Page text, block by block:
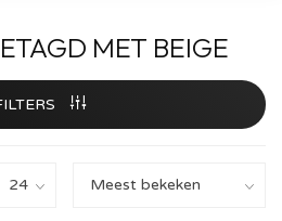
MET BEIGE